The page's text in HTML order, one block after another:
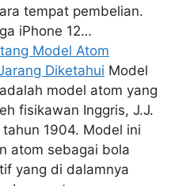
tempat pembelian.
iPhone 12…
Model Atom
Diketahui Model
model atom yang
fisikawan Inggris, J.J.
1904. Model ini
atom sebagai bola
yang di dalamnya